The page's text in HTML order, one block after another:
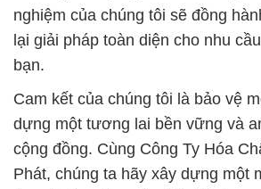
nghiệm của chúng tôi sẽ đồng
lại giải pháp toàn diện cho nhu
bạn.
Cam kết của chúng tôi là bảo vệ
dựng một tương lai bền vững và
cộng đồng. Cùng Công Ty Hóa
Phát, chúng ta hãy xây dựng một